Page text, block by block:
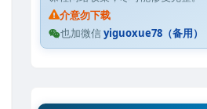
介意勿下载
也加微信yiguoxue78（备用）